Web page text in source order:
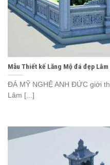
Mẫu Thiết kế Lăng Mộ đá đẹp
ĐÁ MỸ NGHỆ ANH ĐỨC giới
Lâm [...]